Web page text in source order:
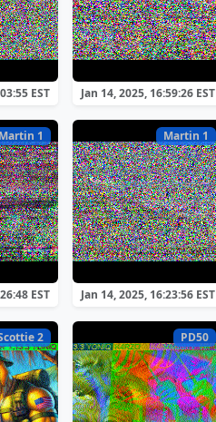
EST Jan 14, 2025, 16:59:26 EST
Martin 1
EST
Martin 1
Jan 14, 2025, 16:23:56 EST
2 PD50